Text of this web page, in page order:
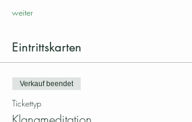
weiter
Eintrittskarten
Verkauf beendet
Tickettyp